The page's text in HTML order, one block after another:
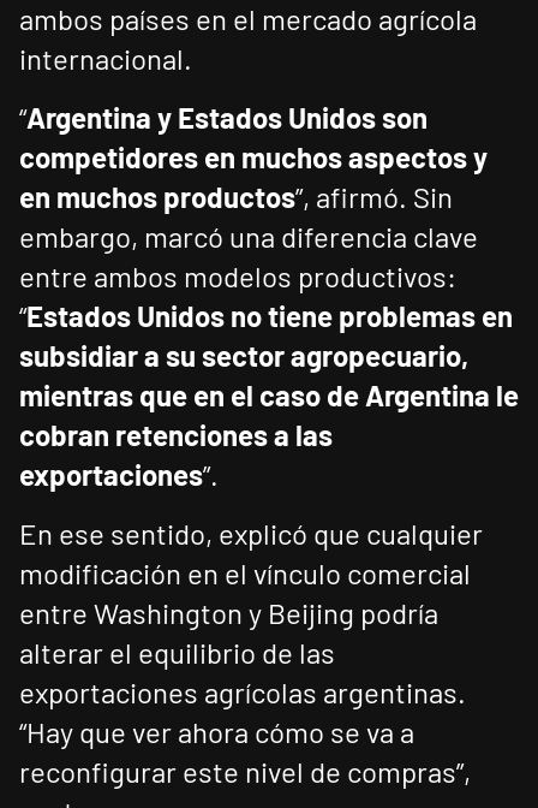
ambos países en el mercado agrícola
internacional.
“Argentina y Estados Unidos son
competidores en muchos aspectos y
en muchos productos”, afirmó. Sin
embargo, marcó una diferencia clave
entre ambos modelos productivos:
“Estados Unidos no tiene problemas en
subsidiar a su sector agropecuario,
mientras que en el caso de Argentina le
cobran retenciones a las
exportaciones”.
En ese sentido, explicó que cualquier
modificación en el vínculo comercial
entre Washington y Beijing podría
alterar el equilibrio de las
exportaciones agrícolas argentinas.
“Hay que ver ahora cómo se va a
reconfigurar este nivel de compras”,